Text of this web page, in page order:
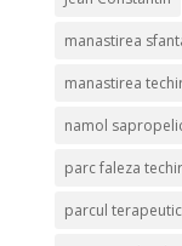
manastirea
manastirea
namol
parc faleza
parcul